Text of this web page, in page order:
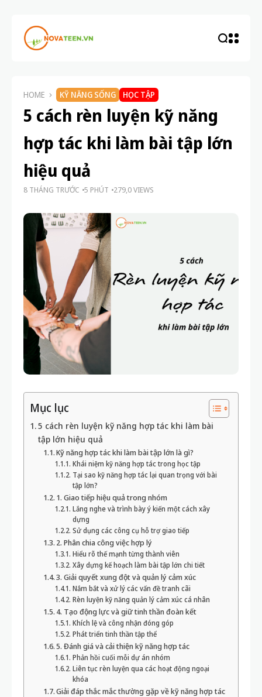
HOME KỸ NĂNG SỐNG HỌC TẬP
5 cách rèn luyện kỹ năng
hợp tác khi làm bài tập lớn
hiệu quả
8 THÁNG TRƯỚC 5 PHÚT 279,0 VIEWS
Mục lục
5 cách rèn luyện kỹ năng hợp tác khi làm bài
tập lớn hiệu quả
Kỹ năng hợp tác khi làm bài tập lớn là gì?
Khái niệm kỹ năng hợp tác trong học tập
Tại sao kỹ năng hợp tác lại quan trọng với bài
tập lớn?
1. Giao tiếp hiệu quả trong nhóm
Lắng nghe và trình bày ý kiến một cách xây
dựng
Sử dụng các công cụ hỗ trợ giao tiếp
2. Phân chia công việc hợp lý
Hiểu rõ thế mạnh từng thành viên
Xây dựng kế hoạch làm bài tập lớn chi tiết
3. Giải quyết xung đột và quản lý cảm xúc
Nắm bắt và xử lý các vấn đề tranh cãi
Rèn luyện kỹ năng quản lý cảm xúc cá nhân
4. Tạo động lực và giữ tinh thần đoàn kết
Khích lệ và công nhận đóng góp
Phát triển tinh thần tập thể
5. Đánh giá và cải thiện kỹ năng hợp tác
Phản hồi cuối mỗi dự án nhóm
Liên tục rèn luyện qua các hoạt động ngoại
khóa
Giải đáp thắc mắc thường gặp về kỹ năng hợp tác